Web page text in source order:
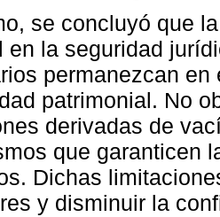
se concluyó que
en la seguridad
permanezcan
patrimonial. No
derivadas de
que garanticen
Dichas
y disminuir la